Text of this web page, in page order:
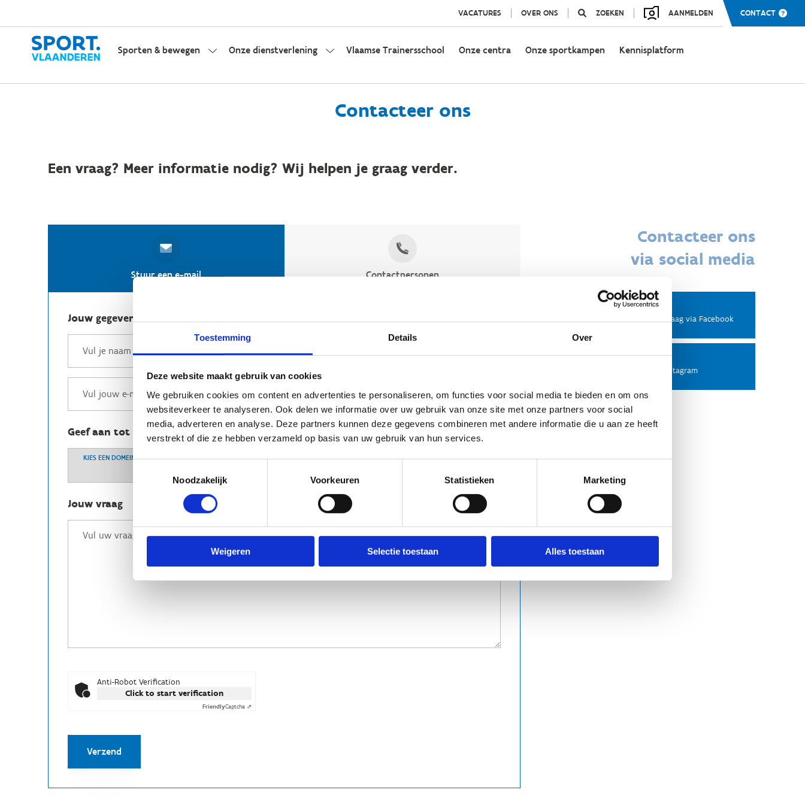
Toestemming Details Over
Deze website maakt gebruik van cookies
We gebruiken cookies om content en advertenties te personaliseren, om functies voor social media te bieden en om ons
websiteverkeer te analyseren. Ook delen we informatie over uw gebruik van onze site met onze partners voor social
media, adverteren en analyse. Deze partners kunnen deze gegevens combineren met andere informatie die u aan ze heeft
verstrekt of die ze hebben verzameld op basis van uw gebruik van hun services.
Noodzakelijk
Voorkeuren Statistieken Marketing
Weigeren Selectie toestaan Alles toestaan
VACATURES OVER ONS ZOEKEN AANMELDEN CONTACT
Sporten & bewegen Onze dienstverlening Vlaamse Trainersschool Onze centra Onze sportkampen Kennisplatform
Contacteer ons
Een vraag? Meer informatie nodig? Wij helpen je graag verder.
Stuur een e-mail Contactpersonen
Jouw gegevens
Geef aan tot welk domein jouw vraag behoort
KIES EEN DOMEIN
Jouw vraag
Anti-Robot Verification
Click to start verification
FriendlyCaptcha ⇗
Verzend
Contacteer ons
via social media
Facebook
Stel ons een vraag via Facebook
Instagram
Volg ons op Instagram